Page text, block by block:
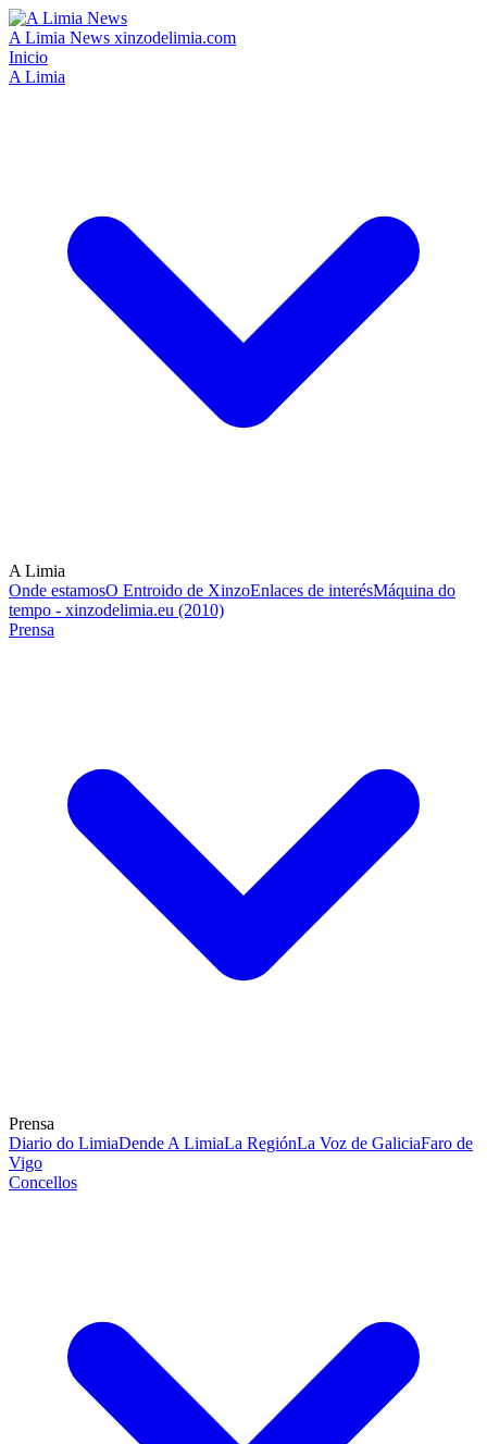
A Limia News xinzodelimia.com
Inicio
A Limia
A Limia
Onde estamosO Entroido de XinzoEnlaces de interésMáquina do
tempo - xinzodelimia.eu (2010)
Prensa
Prensa
Diario do LimiaDende A LimiaLa RegiónLa Voz de GaliciaFaro de
Vigo
Concellos